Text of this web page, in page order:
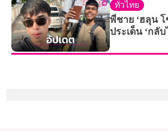
ทั่วไทย
พี่ชาย ‘ฮลุน
ประเด็น ‘กลั
ชันสูตร’